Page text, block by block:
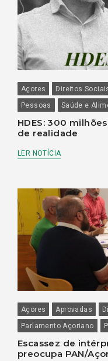
Açores Direitos
Pessoas
Saúde e
HDES: 300
de realidade
LER NOTÍCIA
Açores Aprovadas
Parlamento Açoriano
Escassez de
preocupa PAN/